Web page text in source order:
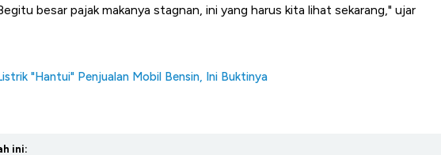
besar pajak makanya stagnan, ini yang harus kita lihat sekarang," ujar
"Hantui" Penjualan Mobil Bensin, Ini Buktinya
ini: